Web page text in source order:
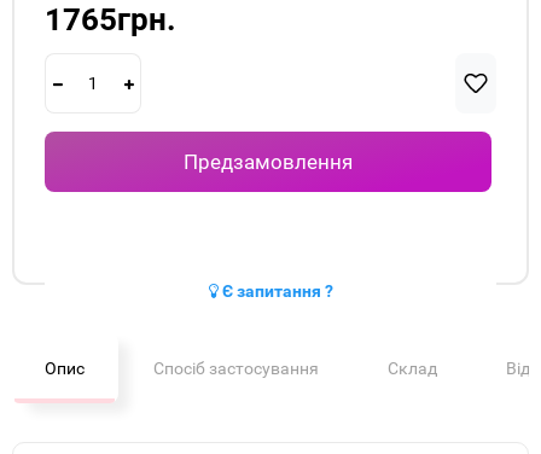
1765грн.
Предзамовлення
Є запитання ?
Опис Спосіб застосування Склад